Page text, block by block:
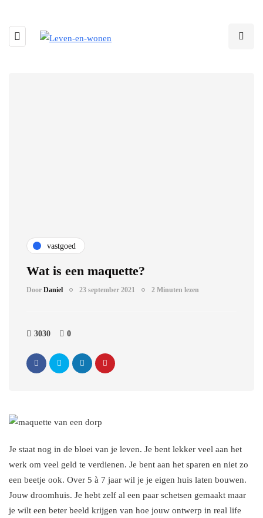
vastgoed
Wat is een maquette?
Door Daniel 23 september 2021 2 Minuten lezen
3030 0
Je staat nog in de bloei van je leven. Je bent lekker veel aan het
werk om veel geld te verdienen. Je bent aan het sparen en niet zo
een beetje ook. Over 5 à 7 jaar wil je je eigen huis laten bouwen.
Jouw droomhuis. Je hebt zelf al een paar schetsen gemaakt maar
je wilt een beter beeld krijgen van hoe jouw ontwerp in real life